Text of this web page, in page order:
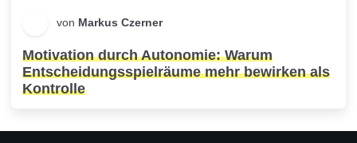
von Markus Czerner
Motivation durch Autonomie: Warum
Entscheidungsspielräume mehr bewirken als
Kontrolle